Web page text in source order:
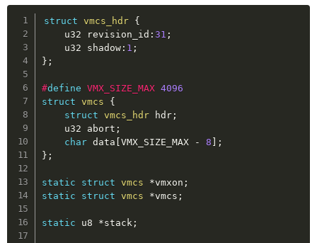
struct vmcs_hdr {
    u32 revision_id
:31 ;
    u32 shadow
: 1 ;
} ;
#define VMX_SIZE_MAX 4096
struct
vmcs
{
struct
vmcs_hdr hdr ;
    u32 abort
;
char data [VMX_SIZE_MAX - 8
;
} ;
static struct vmcs *vmxon ;
static
struct vmcs *vmcs ;
static u8 *stack ;